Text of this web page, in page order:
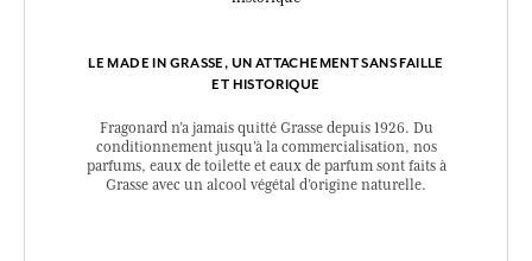
LE MADE IN GRASSE, UN ATTACHEMENT SANS FAILLE
ET HISTORIQUE
Fragonard n’a jamais quitté Grasse depuis 1926. Du
conditionnement jusqu’à la commercialisation, nos
parfums, eaux de toilette et eaux de parfum sont faits à
Grasse avec un alcool végétal d’origine naturelle.